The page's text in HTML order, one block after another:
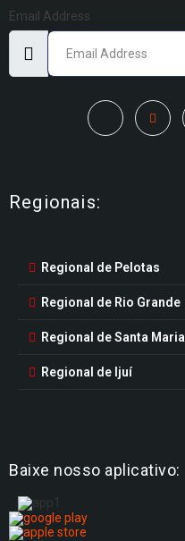
Email Address
Regionais:
Regional de Pelotas
Regional de Rio Grande
Regional de Santa Maria
Regional de Ijuí
Baixe nosso aplicativo: